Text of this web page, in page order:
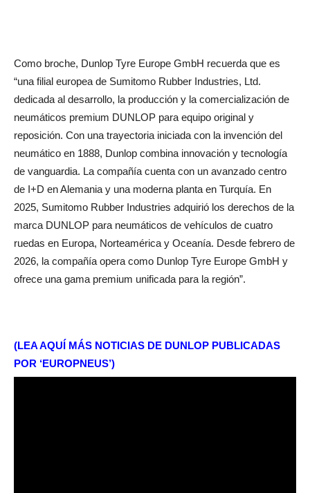
Como broche, Dunlop Tyre Europe GmbH recuerda que es
“una filial europea de Sumitomo Rubber Industries, Ltd.
dedicada al desarrollo, la producción y la comercialización de
neumáticos premium DUNLOP para equipo original y
reposición. Con una trayectoria iniciada con la invención del
neumático en 1888, Dunlop combina innovación y tecnología
de vanguardia. La compañía cuenta con un avanzado centro
de I+D en Alemania y una moderna planta en Turquía. En
2025, Sumitomo Rubber Industries adquirió los derechos de la
marca DUNLOP para neumáticos de vehículos de cuatro
ruedas en Europa, Norteamérica y Oceanía. Desde febrero de
2026, la compañía opera como Dunlop Tyre Europe GmbH y
ofrece una gama premium unificada para la región”.
(LEA AQUÍ MÁS NOTICIAS DE DUNLOP PUBLICADAS
POR ‘EUROPNEUS’)